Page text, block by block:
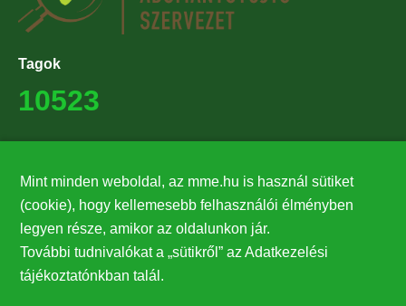
Tagok
10523
27224
Hírlevél feliratkozás
Értesüljön elsőként legfrissebb híreinkről, eseményeinkről!
Mint minden weboldal, az mme.hu is használ sütiket
(cookie), hogy kellemesebb felhasználói élményben
legyen része, amikor az oldalunkon jár.
További tudnivalókat a „sütikről” az Adatkezelési
tájékoztatónkban talál.